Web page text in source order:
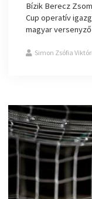
Bízik Berecz
Cup operatív
magyar
Simon Zsófia